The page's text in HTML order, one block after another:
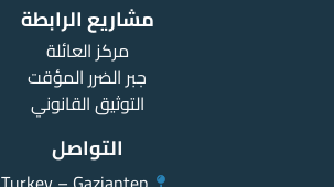
مشاريع الرابطة
مركز العائلة
جبر الضرر المؤقت
التوثيق القانوني
التواصل